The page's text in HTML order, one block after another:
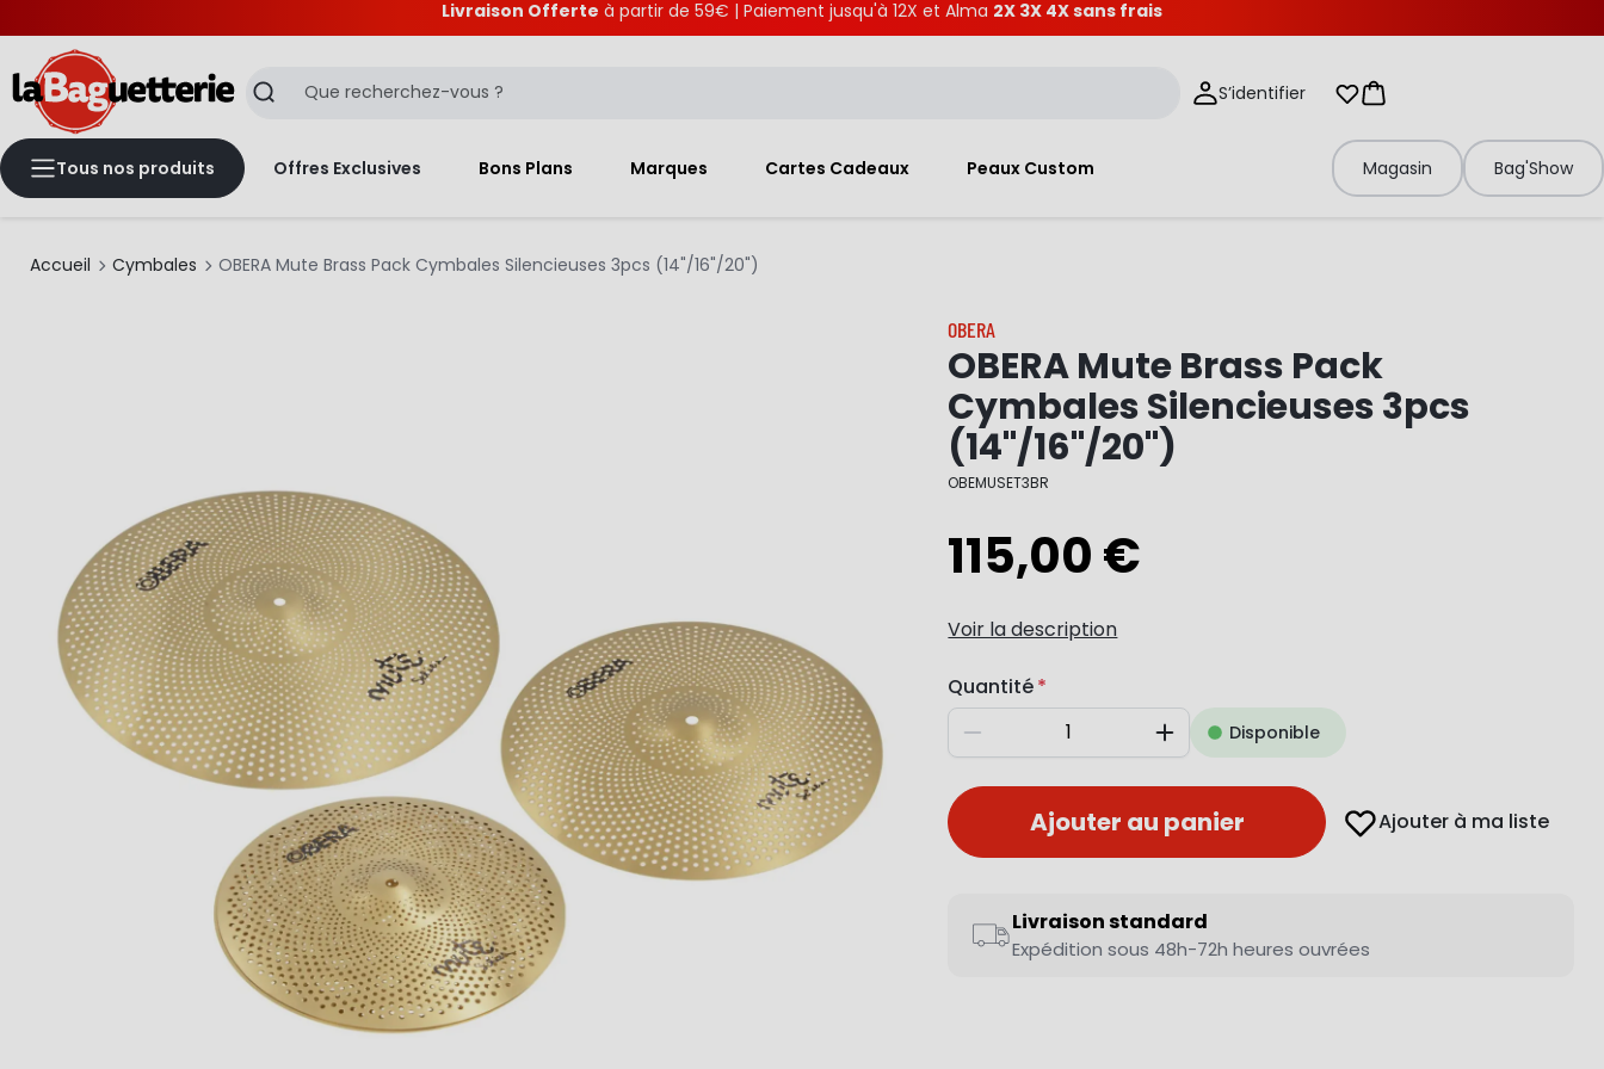
Livraison Offerte à partir de 59€ | Paiement jusqu'à 12X et Alma 2X 3X 4X sans frais
Recherche S’identifier Mes listes d'envies
Panier
Tous nos produits Offres Exclusives Bons Plans Marques Cartes Cadeaux Peaux Custom Magasin Bag'Show
Accueil Cymbales OBERA Mute Brass Pack Cymbales Silencieuses 3pcs (14"/16"/20")
OBERA
OBERA Mute Brass Pack
Cymbales Silencieuses 3pcs
(14"/16"/20")
OBEMUSET3BR
115,00 €
Voir la description
Quantité
Diminuer AugmenterDisponible
Ajouter au panier Ajouter à ma liste
Livraison standard
Expédition sous 48h-72h heures ouvrées